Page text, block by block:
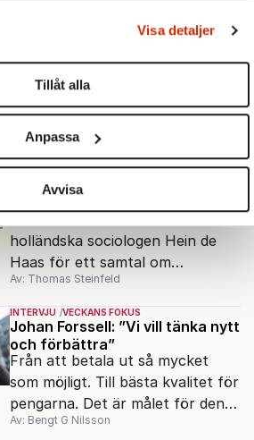
ditt samtycke när som helst från
för att anpassa innehållet
vår trafik. Vi vidarebefordrar
och annan information från din
och annons- och analysföretag
Dessa kan i sin tur kombinera
information som du har
de har samlat in när du har använt
Visa detaljer
Tillåt alla
Anpassa
Avvisa
POLITIK
”Linjen om SD är grundmurad i
mitt parti”
Det är svårt att förhålla sig till
Muharrem Demirok till Fokus.
Av: Sakine Madon
AKTUELLT INTERVJU
Hein de Haas: ”Visumtvång
Thomas Steinfeld har träffat den
holländska sociologen Hein de
Haas för ett samtal om
migrationens myter.
Av: Thomas Steinfeld
INTERVJU VECKANS FOKUS
Johan Forssell: ”Vi vill tänka nytt
och förbättra”
Från att betala ut så mycket
som möjligt. Till bästa kvalitet för
pengarna. Det är målet för den
nya biståndspolitiken, enligt
Av: Bengt G Nilsson